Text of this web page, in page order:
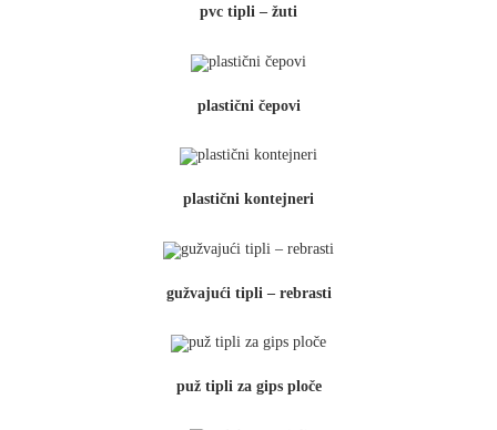
pvc tipli – žuti
plastični čepovi
plastični kontejneri
gužvajući tipli – rebrasti
puž tipli za gips ploče